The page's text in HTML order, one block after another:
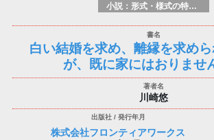
小説：形式・様式の特徴：ラノベ（ライトノベルズ）
白い結婚を求め、離縁を求め
が、既に家にはおりませ
川崎悠
株式会社フロンティアワークス